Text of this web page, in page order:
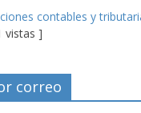
contables y
vistas ]
correo